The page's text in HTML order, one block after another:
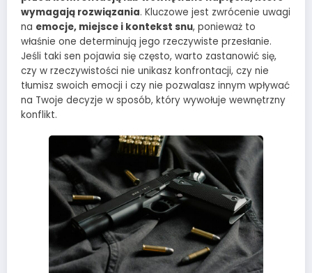
wymagają rozwiązania. Kluczowe jest zwrócenie uwagi
na emocje, miejsce i kontekst snu, ponieważ to
właśnie one determinują jego rzeczywiste przesłanie.
Jeśli taki sen pojawia się często, warto zastanowić się,
czy w rzeczywistości nie unikasz konfrontacji, czy nie
tłumisz swoich emocji i czy nie pozwalasz innym wpływać
na Twoje decyzje w sposób, który wywołuje wewnętrzny
konflikt.